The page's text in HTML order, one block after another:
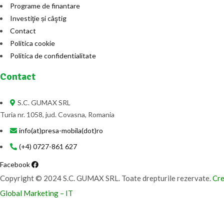
Programe de finantare
Investiţie și câştig
Contact
Politica cookie
Politica de confidentialitate
Contact
S.C. GUMAX SRL
Turia nr. 1058, jud. Covasna, Romania
info(at)presa-mobila(dot)ro
(+4) 0727-861 627
Facebook
Copyright © 2024 S.C. GUMAX SRL. Toate drepturile rezervate.
Global Marketing – IT